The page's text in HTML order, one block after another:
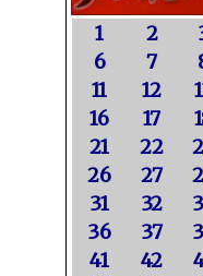
1 2
6
7
11
12
16
17
21
22
26
27
31
32
36
37
41
42